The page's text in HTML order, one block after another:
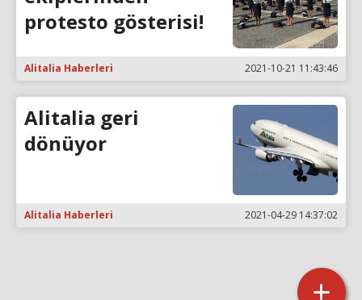
protesto gösterisi!
Alitalia Haberleri 2021-10-21 11:43:46
Alitalia geri
dönüyor
Alitalia Haberleri 2021-04-29 14:37:02